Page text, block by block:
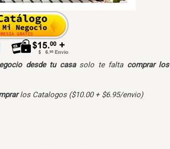
desde tu casasolo te falta comprar los
los Catalogos ($10.00 + $6.95/envio)